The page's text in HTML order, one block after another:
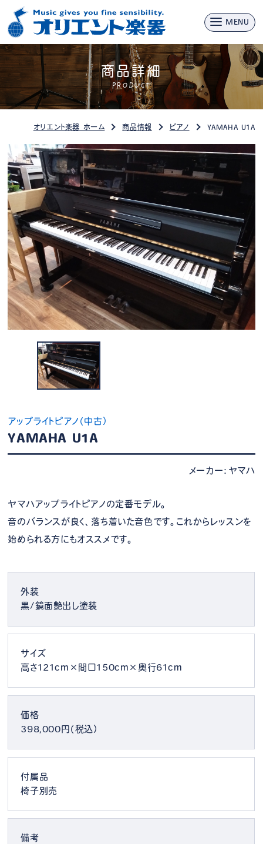
MENU
商品詳細
PRODUCT
オリエント楽器 ホーム 商品情報 ピアノ YAMAHA U1A
アップライトピアノ（中古）
YAMAHA U1A
メーカー：ヤマハ
ヤマハアップライトピアノの定番モデル。
音のバランスが良く、落ち着いた音色です。これからレッスンを
始められる方にもオススメです。
外装
黒/鏡面艶出し塗装
サイズ
高さ121cm×間口150cm×奥行61cm
価格
398,000円（税込）
付属品
椅子別売
備考